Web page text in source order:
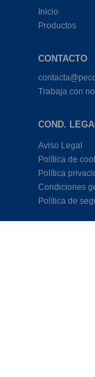
Inicio
Productos
CONTACTO
Trabaja con
COND.
Aviso Legal
Política de
Política
Condiciones
Política de